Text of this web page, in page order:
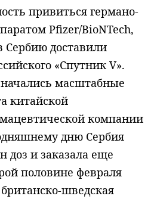
привиться германо-
Pfizer/BioNTech,
Сербию доставили
«Спутник V».
масштабные
китайской
компании
дню Сербия
доз и заказала еще
половине февраля
шведская